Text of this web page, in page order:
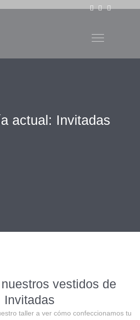
actual: Invitadas
vestidos de
Invitadas
taller a ver cómo confeccionamos tu